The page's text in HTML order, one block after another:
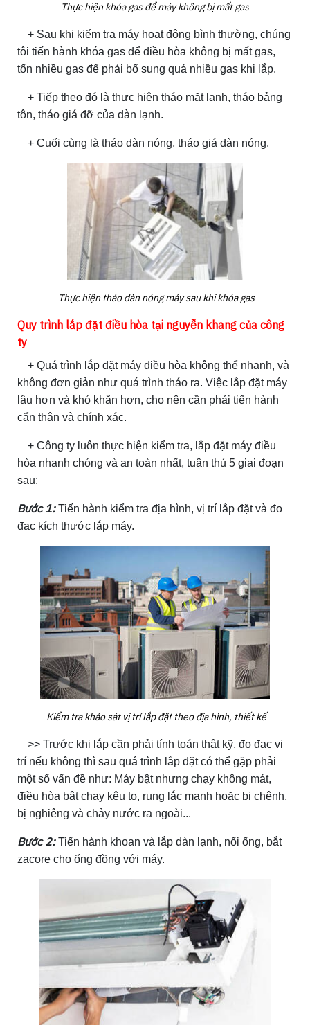
Thực hiện khóa gas để máy không bị mất gas
+ Sau khi kiểm tra máy hoạt động bình thường, chúng
tôi tiến hành khóa gas để điều hòa không bị mất gas,
tốn nhiều gas để phải bổ sung quá nhiều gas khi lắp.
+ Tiếp theo đó là thực hiện tháo mặt lạnh, tháo bảng
tôn, tháo giá đỡ của dàn lạnh.
+ Cuối cùng là tháo dàn nóng, tháo giá dàn nóng.
Thực hiện tháo dàn nóng máy sau khi khóa gas
Quy trình lắp đặt điều hòa tại nguyễn khang của công
ty
+ Quá trình lắp đặt máy điều hòa không thể nhanh, và
không đơn giản như quá trình tháo ra. Việc lắp đặt máy
lâu hơn và khó khăn hơn, cho nên cần phải tiến hành
cẩn thận và chính xác.
+ Công ty luôn thực hiện kiểm tra, lắp đặt máy điều
hòa nhanh chóng và an toàn nhất, tuân thủ 5 giai đoạn
sau:
Bước 1: Tiến hành kiểm tra địa hình, vị trí lắp đặt và đo
đạc kích thước lắp máy.
Kiểm tra khảo sát vị trí lắp đặt theo địa hình, thiết kế
>> Trước khi lắp cần phải tính toán thật kỹ, đo đạc vị
trí nếu không thì sau quá trình lắp đặt có thể gặp phải
một số vấn đề như: Máy bật nhưng chạy không mát,
điều hòa bật chạy kêu to, rung lắc mạnh hoặc bị chênh,
bị nghiêng và chảy nước ra ngoài...
Bước 2:Tiến hành khoan và lắp dàn lạnh, nối ống, bắt
zacore cho ống đồng với máy.